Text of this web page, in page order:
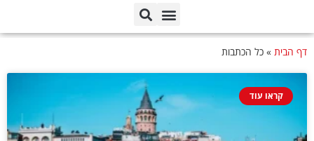
דף הבית » כל הכתבות
קראו עוד